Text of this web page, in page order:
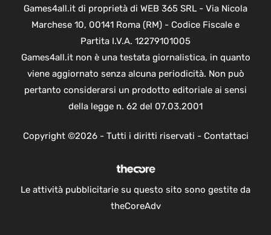
Games4all.it di proprietà di WEB 365 SRL - Via Nicola
Marchese 10, 00141 Roma (RM) - Codice Fiscale e
Partita I.V.A. 12279101005
Games4all.it non è una testata giornalistica, in quanto
viene aggiornato senza alcuna periodicità. Non può
pertanto considerarsi un prodotto editoriale ai sensi
della legge n. 62 del 07.03.2001
Copyright ©2026 - Tutti i diritti riservati - Contattaci
Le attività pubblicitarie su questo sito sono gestite da
theCoreAdv